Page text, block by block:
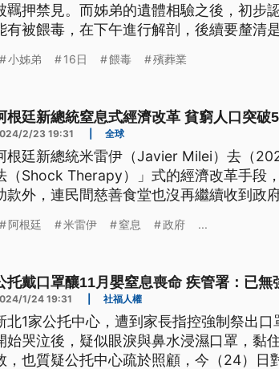
羈押禁見。而姊弟的遺體相驗之後，初步
有被餵毒，在下午進行解剖，後續要釐清
小姊弟 16日 餵毒 殯葬業
根廷新總統窒息式經濟改革 貧窮人口突破
2/23 19:31 全球
根廷新總統米雷伊（Javier Milei）去（
（Shock Therapy）」式的經濟改革手段
款外，連民間慈善食堂也沒再繼續收到政
阿根廷 米雷伊 窒息 政府 ...
托戴口罩釀11月嬰窒息喪命 疾管署：已無
1/24 19:31 社福人權
北1家公托中心，遭到家長指控強制祭出
始哭泣後，疑似眼淚與鼻水浸濕口罩，黏
，也質疑公托中心疏於照顧，今（24）日